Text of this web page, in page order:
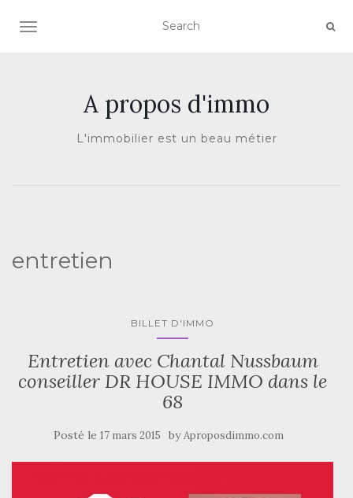
AFFICHER/MASQUER LA NAVIGATION
A propos d'immo
L'immobilier est un beau métier
entretien
BILLET D'IMMO
Entretien avec Chantal Nussbaum
conseiller DR HOUSE IMMO dans le
68
Posté le 17 mars 2015 byAproposdimmo.com